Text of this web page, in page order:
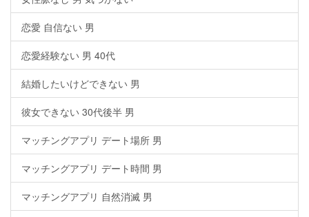
恋愛 自信ない 男
恋愛経験ない 男 40代
結婚したいけどできない 男
彼女できない 30代後半 男
マッチングアプリ デート場所 男
マッチングアプリ デート時間 男
マッチングアプリ 自然消滅 男